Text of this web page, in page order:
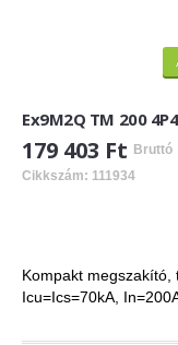
Ex9M2Q TM 200
179 403 Ft Bruttó
Cikkszám: 111934
Kompakt
Icu=Ics=70kA,